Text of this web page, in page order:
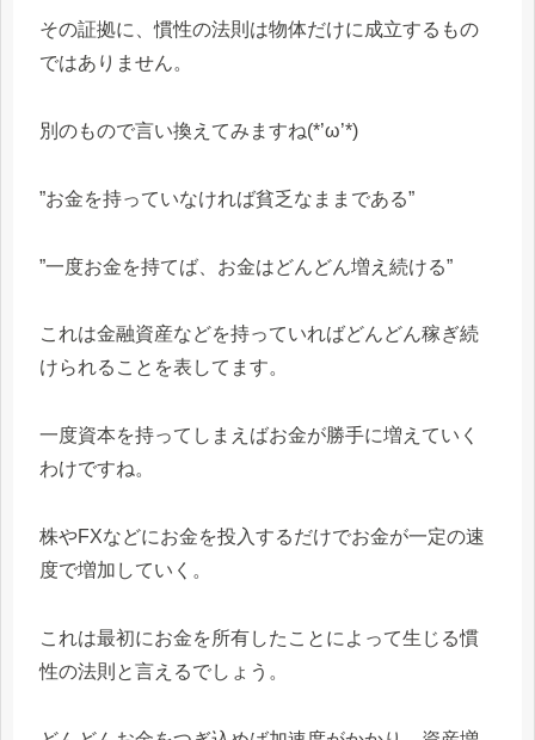
その証拠に、慣性の法則は物体だけに成立するもの
ではありません。
別のもので言い換えてみますね(*’ω’*)
”お金を持っていなければ貧乏なままである”
”一度お金を持てば、お金はどんどん増え続ける”
これは金融資産などを持っていればどんどん稼ぎ続
けられることを表してます。
一度資本を持ってしまえばお金が勝手に増えていく
わけですね。
株やFXなどにお金を投入するだけでお金が一定の速
度で増加していく。
これは最初にお金を所有したことによって生じる慣
性の法則と言えるでしょう。